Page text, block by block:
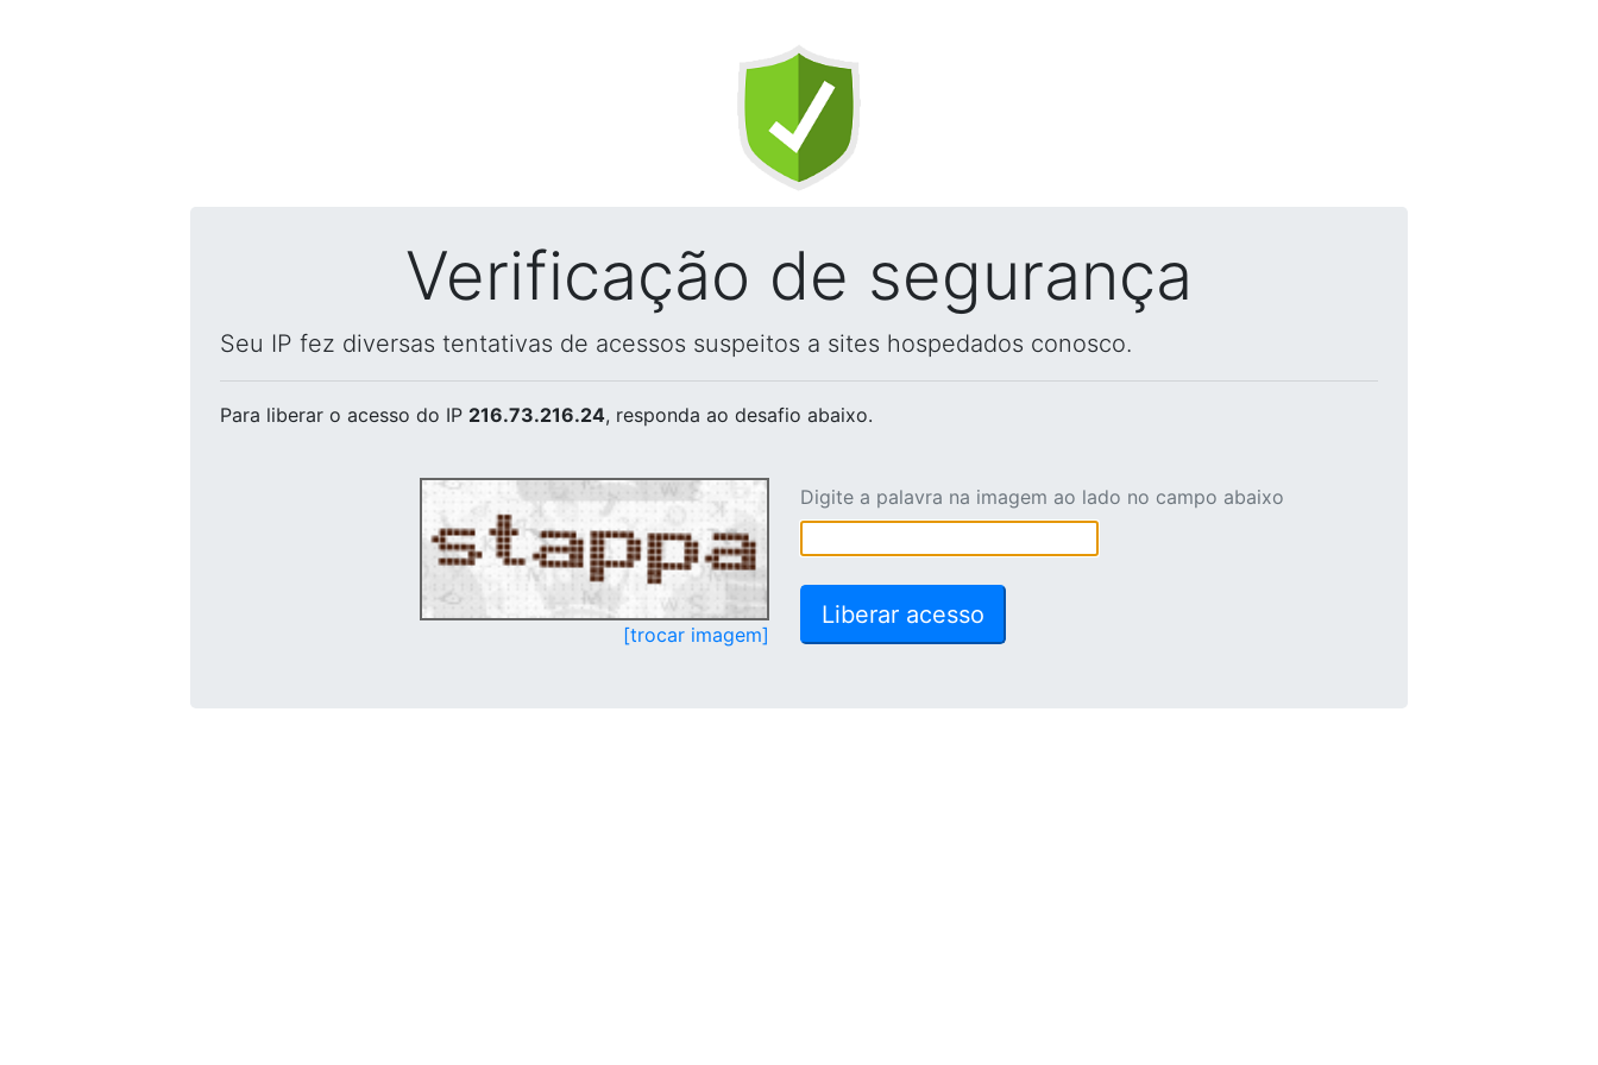
Verificação de segurança
Seu IP fez diversas tentativas de acessos suspeitos a sites hospedados conosco.
Para liberar o acesso do IP 216.73.216.24, responda ao desafio abaixo.
[trocar imagem]
Digite a palavra na imagem ao lado no campo abaixo